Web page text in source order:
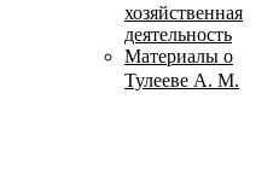
хозяйственная
деятельность
Материалы о
Тулееве А. М.